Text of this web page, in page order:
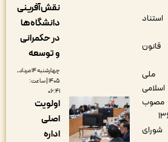
نقش‌آفرینی
دانشگاه‌ها
در حکمرانی
و توسعه
چهارشنبه ۱۴ مرداد,
۱۴۰۵ | ساعت:
اولویت
اصلی
اداره